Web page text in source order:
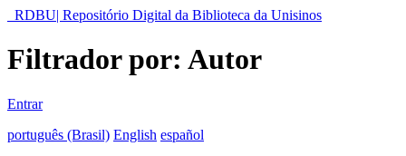
RDBU| Repositório Digital da Biblioteca da Unisinos
Filtrador por: Autor
Entrar
português (Brasil) English español